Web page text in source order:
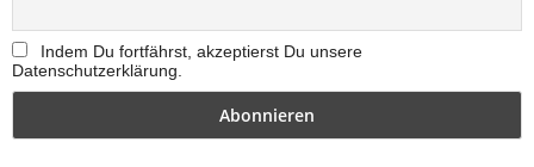
Indem Du fortfährst, akzeptierst Du unsere
Datenschutzerklärung.